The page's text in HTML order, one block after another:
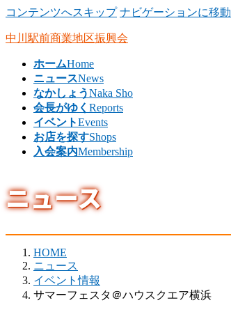
コンテンツへスキップ ナビゲーションに移動
中川駅前商業地区振興会
ホームHome
ニュースNews
なかしょうNaka Sho
会長がゆく Reports
イベントEvents
お店を探すShops
入会案内Membership
ニュース
HOME
ニュース
イベント情報
サマーフェスタ＠ハウスクエア横浜